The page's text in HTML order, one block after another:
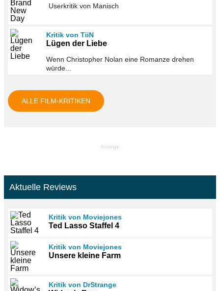
Userkritik von Manisch
Kritik von TiiN
Lügen der Liebe
Wenn Christopher Nolan eine Romanze drehen
würde...
ALLE FILM-KRITIKEN
Anzeige
Aktuelle Reviews
Kritik von Moviejones
Ted Lasso Staffel 4
Kritik von Moviejones
Unsere kleine Farm
Kritik von DrStrange